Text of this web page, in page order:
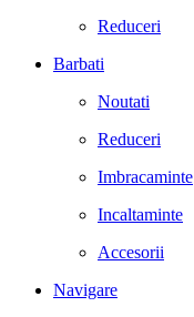
Reduceri
Barbati
Noutati
Reduceri
Imbracaminte
Incaltaminte
Accesorii
Navigare